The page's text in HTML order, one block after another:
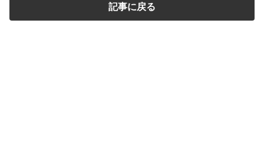
記事に戻る